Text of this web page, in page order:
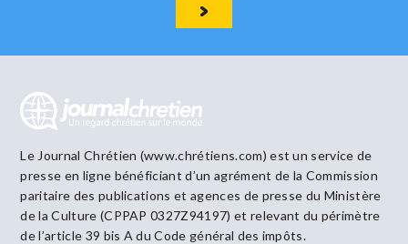
Le Journal Chrétien (www.chrétiens.com) est un service de
presse en ligne bénéficiant d’un agrément de la Commission
paritaire des publications et agences de presse du Ministère
de la Culture (CPPAP 0327Z94197) et relevant du périmètre
de l’article 39 bis A du Code général des impôts.